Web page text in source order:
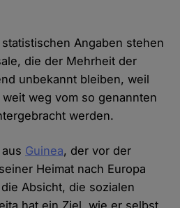
Angaben stehen
die der Mehrheit der
unbekannt bleiben, weil
weg vom so genannten
werden.
Guinea, der vor der
Heimat nach Europa
Absicht, die sozialen